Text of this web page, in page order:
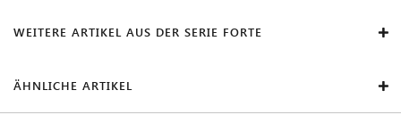
WEITERE ARTIKEL AUS DER SERIE FORTE
ÄHNLICHE ARTIKEL